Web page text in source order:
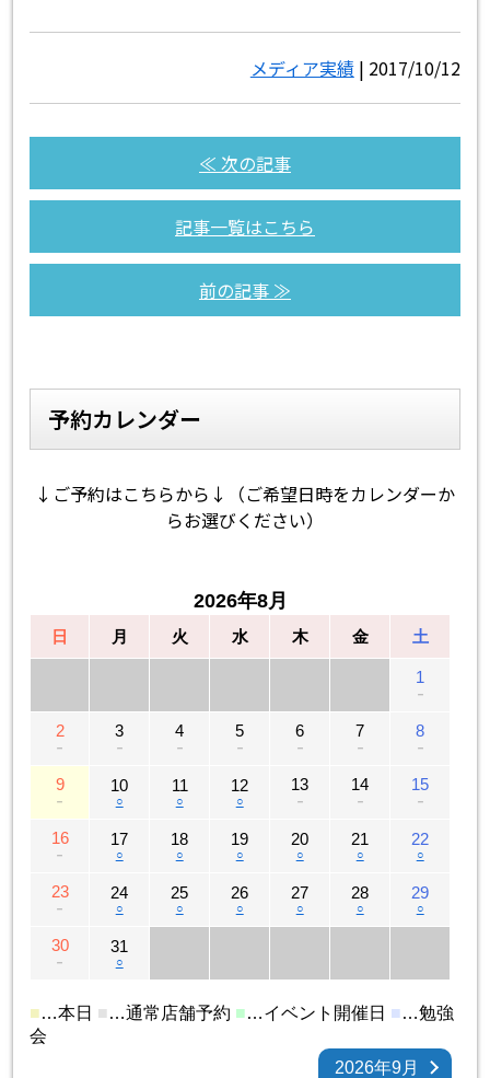
メディア実績| 2017/10/12
≪ 次の記事
記事一覧はこちら
前の記事 ≫
予約カレンダー
↓ご予約はこちらから↓（ご希望日時をカレンダーか
らお選びください）
2026年8月
日 月 火 水 木 金 土
1
－
2
－
3
－
4
－
5
－
6
－
7
－
8
－
9
－
10
○
11
○
12
○
13
－
14
－
15
－
16
－
17
○
18
○
19
○
20
○
21
○
22
○
23
－
24
○
25
○
26
○
27
○
28
○
29
○
30
－
31
○
■…本日 ■ …通常店舗予約 ■…イベント開催日 ■…勉強
会
2026年9月